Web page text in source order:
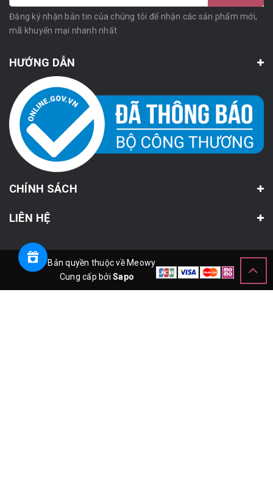
Đăng ký nhận bản tin của chúng tôi để nhận các sản phẩm mới,
mã khuyến mại nhanh nhất
HƯỚNG DẪN
CHÍNH SÁCH
LIÊN HỆ
© Bản quyền thuộc về Meowy
Cung cấp bởiSapo